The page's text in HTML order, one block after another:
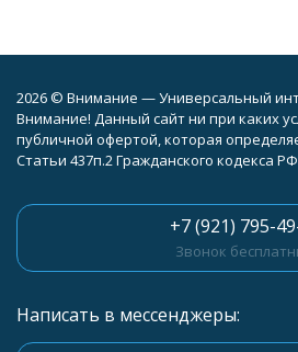
2026 © Внимание — Универсальный
Внимание! Данный сайт ни при каких
публичной офертой, которая
Статьи 437п.2 Гражданского кодекса
+7 (921) 795-
Звонок
Написать в мессенджеры: